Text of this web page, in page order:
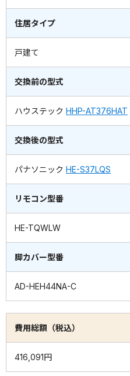
住居タイプ
戸建て
交換前の型式
ハウステック HHP-AT376HAT
交換後の型式
パナソニック HE-S37LQS
リモコン型番
HE-TQWLW
脚カバー型番
AD-HEH44NA-C
費用総額（税込）
416,091円